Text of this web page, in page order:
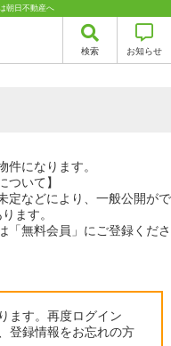
朝日不動産へ
検索 お知らせ
件になります。
ついて】
定などにより、一般公開がで
ます。
「無料会員」にご登録くださ
ます。再度ログイン
登録情報をお忘れの方